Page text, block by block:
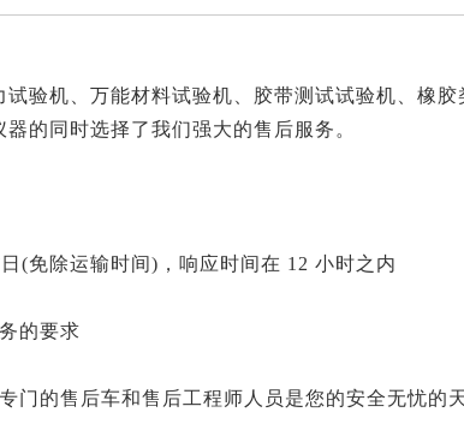
验机、万能材料试验机、胶带测试试验机、橡胶
的同时选择了我们强大的售后服务。
(免除运输时间)，响应时间在 12 小时之内
的要求
的售后车和售后工程师人员是您的安全无忧的